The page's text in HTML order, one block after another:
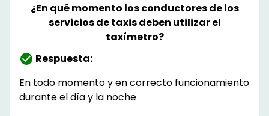
¿En qué momento los conductores de los
servicios de taxis deben utilizar el
taxímetro?
Respuesta:
En todo momento y en correcto funcionamiento
durante el día y la noche